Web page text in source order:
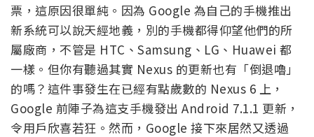
票，這原因很單純。因為 Google 為自己的手機推出
新系統可以說天經地義，別的手機都得仰望他們的所
屬廠商，不管是 HTC、Samsung、LG、Huawei 都
一樣。但你有聽過其實 Nexus 的更新也有「倒退嚕」
的嗎？這件事發生在已經有點歲數的 Nexus 6 上，
Google 前陣子為這支手機發出 Android 7.1.1 更新，
令用戶欣喜若狂。然而，Google 接下來居然又透過